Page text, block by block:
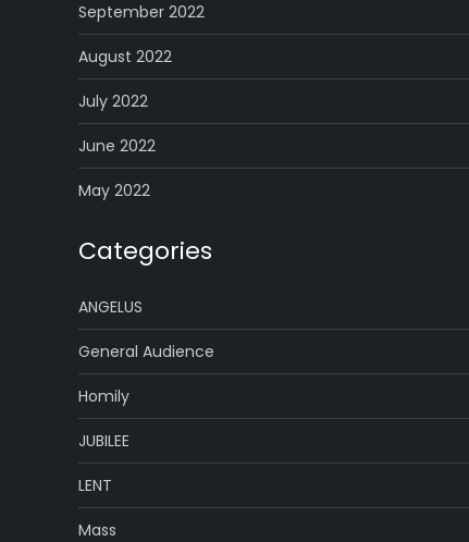
September 2022
August 2022
July 2022
June 2022
May 2022
Categories
ANGELUS
General Audience
Homily
JUBILEE
LENT
Mass